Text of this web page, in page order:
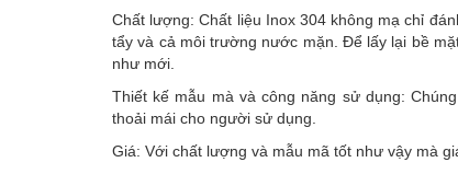
Chất lượng: Chất liệu Inox 304 không mạ chỉ
tẩy và cả môi trường nước mặn. Để lấy lại bề
như mới.
Thiết kế mẫu mà và công năng sử dụng:
thoải mái cho người sử dụng.
Giá: Với chất lượng và mẫu mã tốt như vậy mà